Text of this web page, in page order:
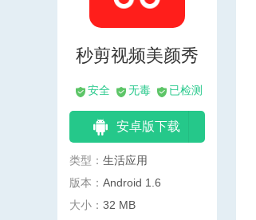
秒剪视频美颜秀
安全 无毒 已检测
安卓版下载
类型： 生活应用
版本： Android 1.6
大小： 32 MB